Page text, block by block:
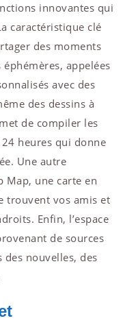
innovantes qui
caractéristique clé
des moments
appelées
avec des
des dessins à
de compiler les
heures qui donne
Une autre
Map, une carte en
trouvent vos amis et
Enfin, l’espace
de sources
des nouvelles, des